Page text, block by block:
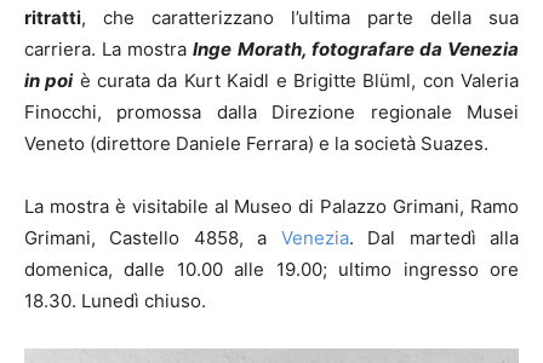
ritratti, che caratterizzano l’ultima parte della sua
carriera. La mostraInge Morath, fotografare da Venezia
in poiè curata da Kurt Kaidl e Brigitte Blüml, con Valeria
Finocchi, promossa dalla Direzione regionale Musei
Veneto (direttore Daniele Ferrara) e la società Suazes.
La mostra è visitabile al Museo di Palazzo Grimani, Ramo
Grimani, Castello 4858, a Venezia. Dal martedì alla
domenica, dalle 10.00 alle 19.00; ultimo ingresso ore
18.30. Lunedì chiuso.